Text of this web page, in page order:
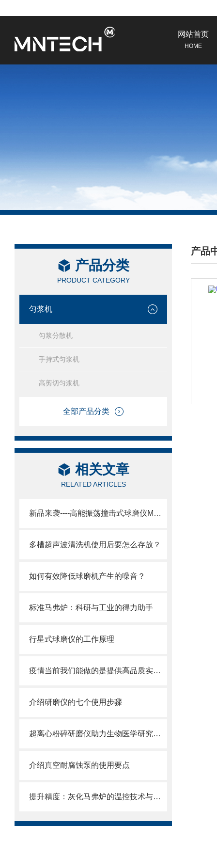
网站首页
HOME
产品分类
PRODUCT CATEGORY
匀浆机
匀浆分散机
手持式匀浆机
高剪切匀浆机
全部产品分类
相关文章
RELATED ARTICLES
新品来袭----高能振荡撞击式球磨仪MM500
多槽超声波清洗机使用后要怎么存放？
如何有效降低球磨机产生的噪音？
标准马弗炉：科研与工业的得力助手
行星式球磨仪的工作原理
疫情当前我们能做的是提供高品质实验设备
介绍研磨仪的七个使用步骤
超离心粉碎研磨仪助力生物医学研究：细胞破碎与药物制备的新途径
介绍真空耐腐蚀泵的使用要点
提升精度：灰化马弗炉的温控技术与性能优化
产品
/